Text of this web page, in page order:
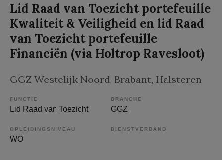
Lid Raad van Toezicht portefeuille
Kwaliteit & Veiligheid en lid Raad
van Toezicht portefeuille
Financiën (via Holtrop Ravesloot)
GGZ Westelijk Noord-Brabant, Halsteren
FUNCTIE
Lid Raad van Toezicht
BRANCHE
GGZ
OPLEIDINGSNIVEAU
WO
DIENSTVERBAND